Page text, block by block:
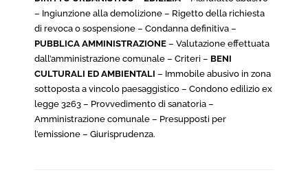
– Ingiunzione alla demolizione – Rigetto della richiesta
di revoca o sospensione – Condanna definitiva –
PUBBLICA AMMINISTRAZIONE – Valutazione effettuata
dall’amministrazione comunale – Criteri – BENI
CULTURALI ED AMBIENTALI – Immobile abusivo in zona
sottoposta a vincolo paesaggistico – Condono edilizio ex
legge 3263 – Provvedimento di sanatoria –
Amministrazione comunale – Presupposti per
l’emissione – Giurisprudenza.